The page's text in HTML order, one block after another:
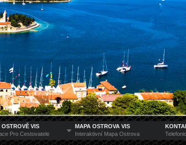
VIS
Pro Cestovatele
MAPA OSTROVA VIS
Interaktivní Mapa Ostrova